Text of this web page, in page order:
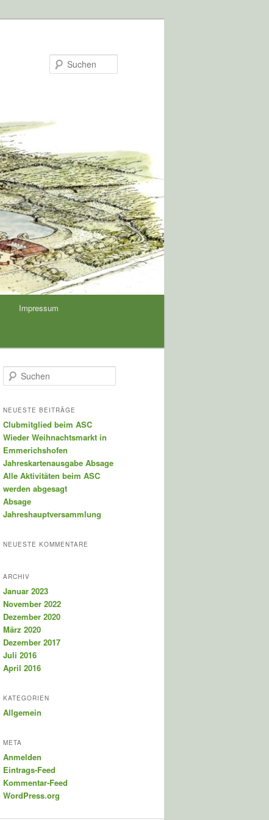
Impressum
u
h
n
NEUESTE BEITRÄGE
Clubmitglied beim ASC
Wieder Weihnachtsmarkt in
Emmerichshofen
Jahreskartenausgabe Absage
Alle Aktivitäten beim ASC
werden abgesagt
Absage
Jahreshauptversammlung
NEUESTE KOMMENTARE
ARCHIV
Januar 2023
November 2022
Dezember 2020
März 2020
Dezember 2017
Juli 2016
April 2016
KATEGORIEN
Allgemein
META
Anmelden
Eintrags-Feed
Kommentar-Feed
WordPress.org